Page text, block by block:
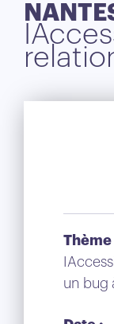
Thème
un bug